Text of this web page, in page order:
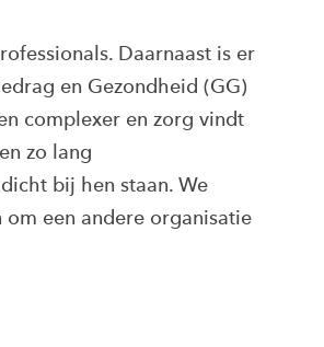
Daarnaast is er
en Gezondheid (GG)
complexer en zorg vindt
zo lang
bij hen staan. We
om een andere organisatie